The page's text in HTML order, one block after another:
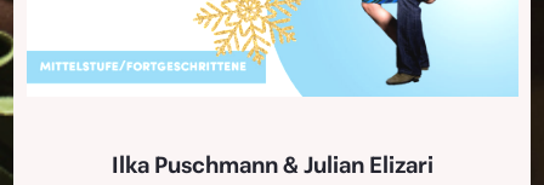
Ilka Puschmann& Julian Elizari